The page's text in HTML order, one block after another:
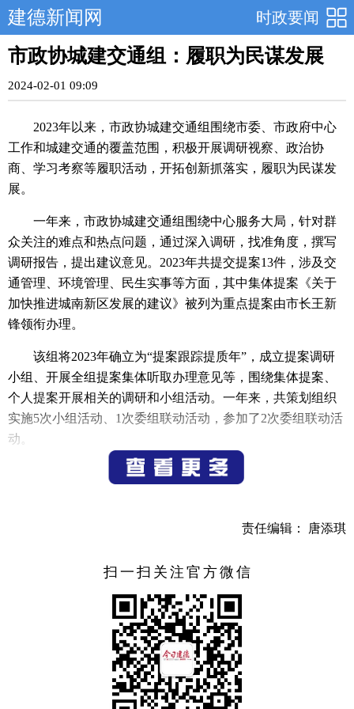
时政要闻
建德新闻网
市政协城建交通组：履职为民谋发展
2024-02-01 09:09
2023年以来，市政协城建交通组围绕市委、市政府中心
工作和城建交通的覆盖范围，积极开展调研视察、政治协
商、学习考察等履职活动，开拓创新抓落实，履职为民谋发
展。
一年来，市政协城建交通组围绕中心服务大局，针对群
众关注的难点和热点问题，通过深入调研，找准角度，撰写
调研报告，提出建议意见。2023年共提交提案13件，涉及交
通管理、环境管理、民生实事等方面，其中集体提案《关于
加快推进城南新区发展的建议》被列为重点提案由市长王新
锋领衔办理。
该组将2023年确立为“提案跟踪提质年”，成立提案调研
小组、开展全组提案集体听取办理意见等，围绕集体提案、
个人提案开展相关的调研和小组活动。一年来，共策划组织
实施5次小组活动、1次委组联动活动，参加了2次委组联动活
动。
另外，该组委员还围绕城南新区开发、主城区有机更
这些重点工程有针对性地开展了实地视察调研，这是委组和
是真情履职的体现。
市政协城建交通组组长唐建锋表示，2024年，该组将持
续激发委员履职积极性、主动性，围绕市委、市政府中心工
作，组织委员继续加强对全市城建交通领域重点工作、重点
工程进行调研视察，积极建言献策，助力全市经济社会高质
责任编辑： 唐添琪
扫一扫关注官方微信